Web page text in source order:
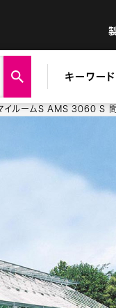
キーワー
イルームS AMS 3060 S